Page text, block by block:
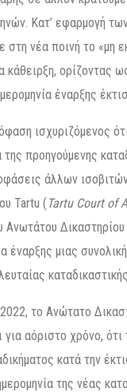
Κατ’ εφαρμογή
νέα ποινή το «μη
κάθειρξη, ορίζοντας
έναρξης
ισχυριζόμενος
της προηγούμενης
άλλων
Tartu (Tartu Court of
έναρξης μιας
το Ανώτατο
αόριστο χρόνο,
κατά την
της νέας